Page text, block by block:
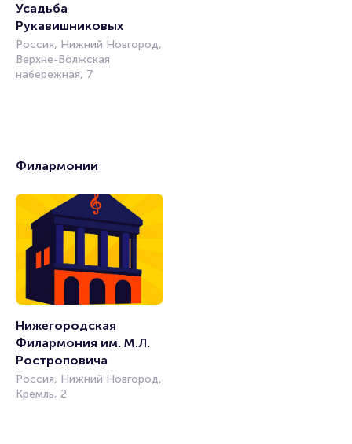
Усадьба
Рукавишниковых
Россия, Нижний Новгород,
Верхне-Волжская
набережная, 7
Филармонии
Нижегородская
Филармония им. М.Л.
Ростроповича
Россия, Нижний Новгород,
Кремль, 2